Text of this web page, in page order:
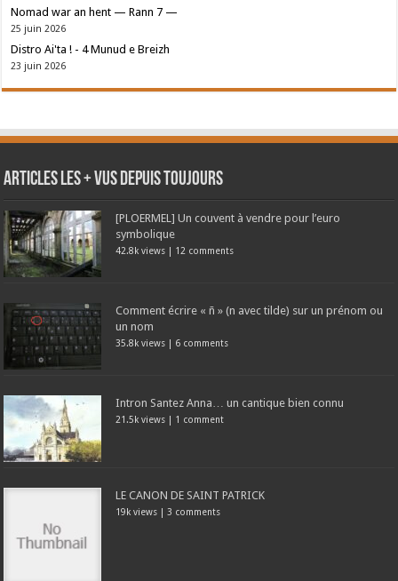
Nomad war an hent — Rann 7 —
25 juin 2026
Distro Ai'ta ! - 4 Munud e Breizh
23 juin 2026
Articles les + vus depuis toujours
[PLOERMEL] Un couvent à vendre pour l’euro
symbolique
42.8k views | 12 comments
Comment écrire « ñ » (n avec tilde) sur un prénom ou
un nom
35.8k views | 6 comments
Intron Santez Anna… un cantique bien connu
21.5k views | 1 comment
LE CANON DE SAINT PATRICK
19k views | 3 comments